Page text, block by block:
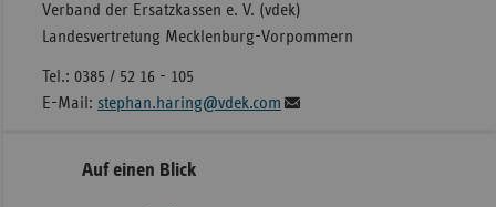
Verband der Ersatzkassen e. V. (vdek)
Landesvertretung Mecklenburg-Vorpommern
Tel.: 0385 / 52 16 - 105
E-Mail: stephan.haring@vdek.com
Seitennavigation
SeitenleisteAuf einen Blick